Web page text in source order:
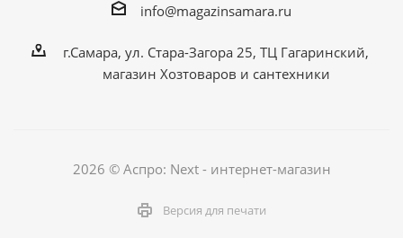
info@magazinsamara.ru
г.Самара, ул. Стара-Загора 25, ТЦ Гагаринский,
магазин Хозтоваров и сантехники
2026 © Аспро: Next - интернет-магазин
Версия для печати